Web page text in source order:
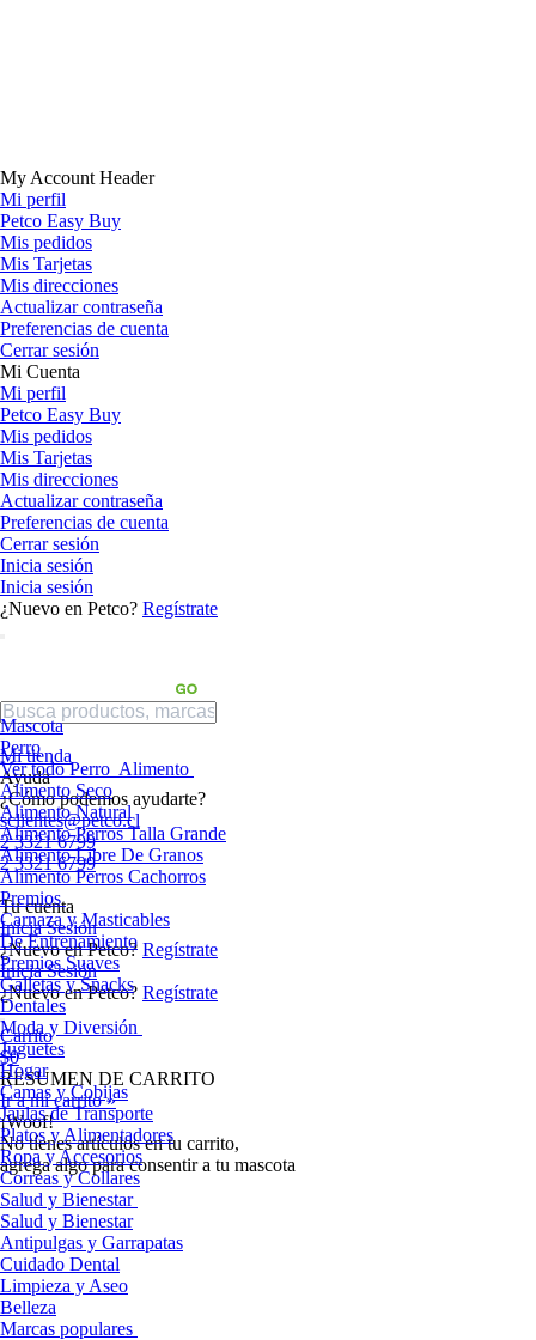
My Account Header
Mi perfil
Petco Easy Buy
Mis pedidos
Mis Tarjetas
Mis direcciones
Actualizar contraseña
Preferencias de cuenta
Cerrar sesión
Mi Cuenta
Mi perfil
Petco Easy Buy
Mis pedidos
Mis Tarjetas
Mis direcciones
Actualizar contraseña
Preferencias de cuenta
Cerrar sesión
Inicia sesión
Inicia sesión
¿Nuevo en Petco? Regístrate
Mi tienda
Ayuda
¿Cómo podemos ayudarte?
sclientes@petco.cl
2 3321 6799
2 3321 6799
Tu cuenta
Inicia Sesión
¿Nuevo en Petco? Regístrate
Inicia Sesión
¿Nuevo en Petco? Regístrate
Carrito
$0
RESUMEN DE CARRITO
Ir a mi carrito »
¡Woof!
No tíenes artículos en tu carrito,
agrega algo para consentir a tu mascota
Mascota
Perro
Ver todo Perro Alimento
Alimento Seco
Alimento Natural
Alimento Perros Talla Grande
Alimento Libre De Granos
Alimento Perros Cachorros
Premios
Carnaza y Masticables
De Entrenamiento
Premios Suaves
Galletas y Snacks
Dentales
Moda y Diversión
Juguetes
Hogar
Camas y Cobijas
Jaulas de Transporte
Platos y Alimentadores
Ropa y Accesorios
Correas y Collares
Salud y Bienestar
Salud y Bienestar
Antipulgas y Garrapatas
Cuidado Dental
Limpieza y Aseo
Belleza
Marcas populares